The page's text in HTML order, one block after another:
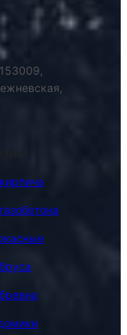
153009,